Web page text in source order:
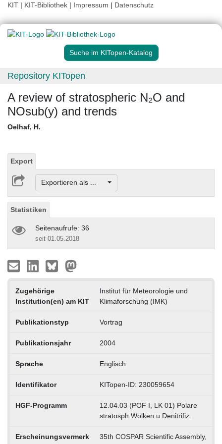
KIT | KIT-Bibliothek | Impressum | Datenschutz
Suche im KITopen-Katalog
Repository KITopen
A review of stratospheric N₂O and
NOsub(y) and trends
Oelhaf, H.
Export
Exportieren als ...
Statistiken
Seitenaufrufe: 36
seit 01.05.2018
Zugehörige
Institution(en) am KIT
Institut für Meteorologie und
Klimaforschung (IMK)
Publikationstyp Vortrag
Publikationsjahr 2004
Sprache Englisch
Identifikator KITopen-ID: 230059654
HGF-Programm
12.04.03 (POF I, LK 01) Polare
stratosph.Wolken u.Denitrifiz.
Erscheinungsvermerk
35th COSPAR Scientific Assembly,